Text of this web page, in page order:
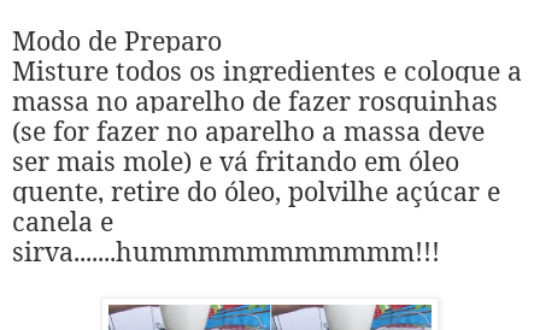
Modo de Preparo
Misture todos os ingredientes e coloque a
massa no aparelho de fazer rosquinhas
(se for fazer no aparelho a massa deve
ser mais mole) e vá fritando em óleo
quente, retire do óleo, polvilhe açúcar e
canela e
sirva.......hummmmmmmmmmm!!!